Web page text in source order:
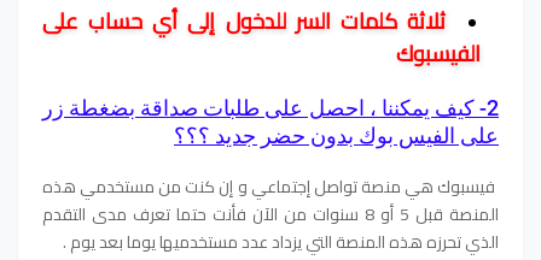
ثلاثة كلمات السر للدخول إلى أي حساب على
الفيسبوك
2- كيف يمكننا ، احصل على طلبات صداقة بضغطة زر
على الفيس بوك بدون حضر جديد ؟؟؟
فيسبوك هي منصة تواصل إجتماعي و إن كنت من مستخدمي هذه
المنصة قبل 5 أو 8 سنوات من الآن فأنت حتما تعرف مدى التقدم
الذي تحرزه هذه المنصة التي يزداد عدد مستخدميها يوما بعد يوم .